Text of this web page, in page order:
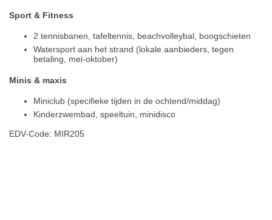
Sport & Fitness
2 tennisbanen, tafeltennis, beachvolleybal, boogschieten
Watersport aan het strand (lokale aanbieders, tegen
betaling, mei-oktober)
Minis & maxis
Miniclub (specifieke tijden in de ochtend/middag)
Kinderzwembad, speeltuin, minidisco
EDV-Code: MIR205